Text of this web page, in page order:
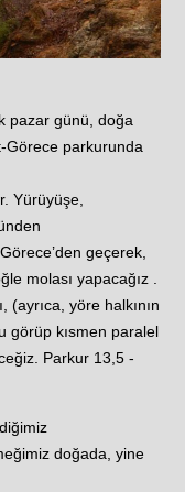
pazar günü, doğa
Görece parkurunda
Yürüyüşe,
geçerek,
molası yapacağız .
(ayrıca, yöre halkının
görüp kısmen paralel
Parkur 13,5 -
doğada, yine